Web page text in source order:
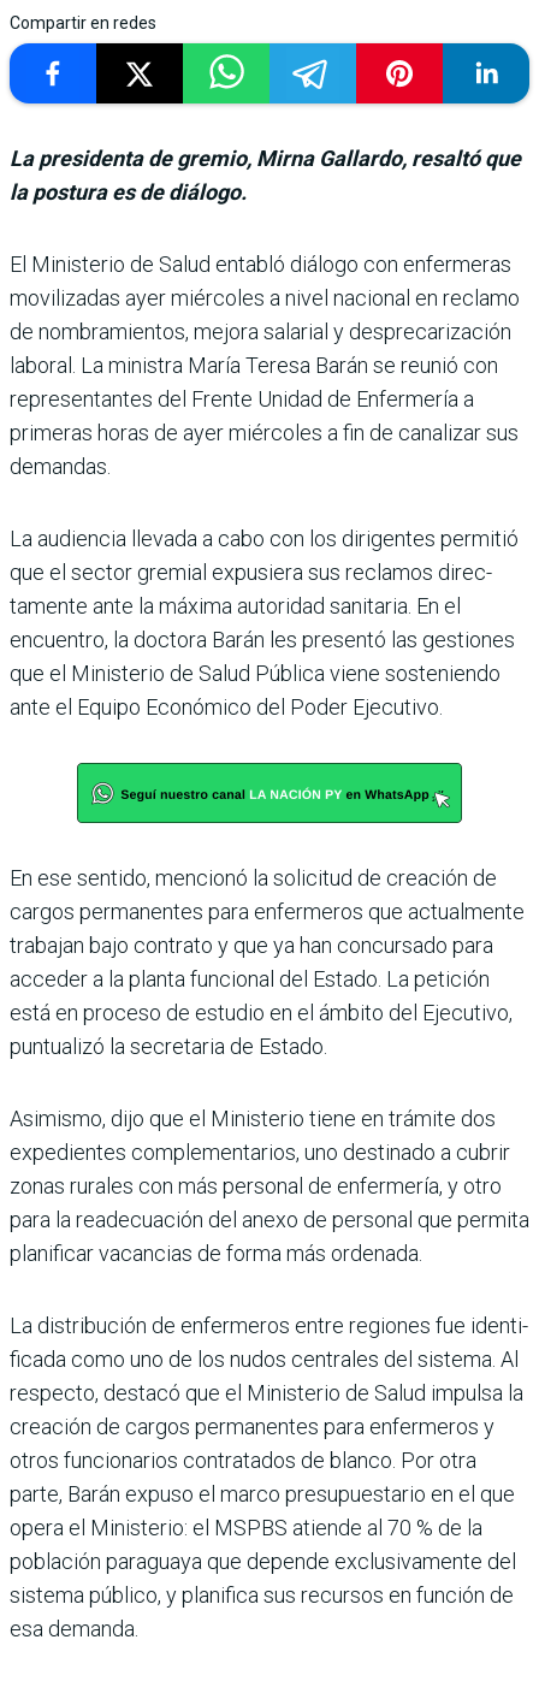
Compartir en redes
La presidenta de gremio, Mirna Gallardo, resaltó que
la postura es de diálogo.
El Ministerio de Salud entabló diálogo con enfermeras
movili­zadas ayer miércoles a nivel nacional en reclamo
de nom­bramientos, mejora salarial y desprecarización
laboral. La ministra María Teresa Barán se reunió con
representantes del Frente Unidad de Enfer­mería a
primeras horas de ayer miércoles a fin de cana­lizar sus
demandas.
La audiencia llevada a cabo con los dirigentes permitió
que el sector gremial expu­siera sus reclamos direc­
tamente ante la máxima autoridad sanitaria. En el
encuentro, la doctora Barán les presentó las gestiones
que el Ministerio de Salud Pública viene sosteniendo
ante el Equipo Económico del Poder Ejecutivo.
En ese sentido, mencionó la solicitud de creación de
car­gos permanentes para enfer­meros que actualmente
tra­bajan bajo contrato y que ya han concursado para
acce­der a la planta funcional del Estado. La petición
está en proceso de estudio en el ámbito del Ejecutivo,
puntua­lizó la secretaria de Estado.
Asimismo, dijo que el Minis­terio tiene en trámite dos
expedientes complementa­rios, uno destinado a cubrir
zonas rurales con más perso­nal de enfermería, y otro
para la readecuación del anexo de personal que permita
plani­ficar vacancias de forma más ordenada.
La distribución de enferme­ros entre regiones fue identi­
ficada como uno de los nudos centrales del sistema. Al
res­pecto, destacó que el Minis­terio de Salud impulsa la
creación de cargos perma­nentes para enfermeros y
otros funcionarios contrata­dos de blanco. Por otra
parte, Barán expuso el marco presu­puestario en el que
opera el Ministerio: el MSPBS atiende al 70 % de la
población para­guaya que depende exclusiva­mente del
sistema público, y planifica sus recursos en fun­ción de
esa demanda.